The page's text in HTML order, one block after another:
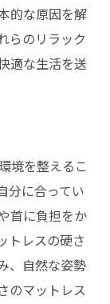
的な原因を解
らのリラック
適な生活を送
境を整えるこ
分に合ってい
首に負担をか
トレスの硬さ
、自然な姿勢
のマットレス